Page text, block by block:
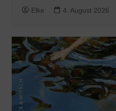
Elke 4. August 2026